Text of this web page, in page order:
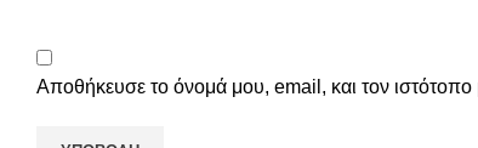
Αποθήκευσε το όνομά μου, email, και τον